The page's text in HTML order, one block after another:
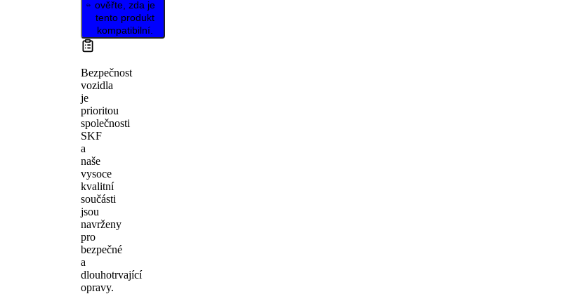
ověřte, zda je
tento produkt
kompatibilní.
Bezpečnost
vozidla
je
prioritou
společnosti
SKF
a
naše
vysoce
kvalitní
součásti
jsou
navrženy
pro
bezpečné
a
dlouhotrvající
opravy.